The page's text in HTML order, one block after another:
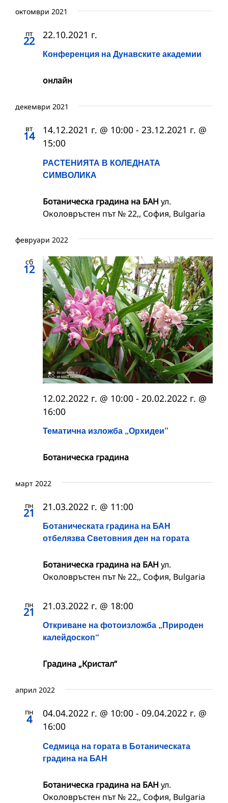
октомври 2021
пт
22
Конференция на Дунавските академии
22.10.2021 г.
онлайн
декември 2021
вт
14
РАСТЕНИЯТА В КОЛЕДНАТА
СИМВОЛИКА
14.12.2021 г. @ 10:00 - 23.12.2021 г. @
15:00
Ботаническа градина на БАН ул.
Околовръстен път № 22,, София, Bulgaria
февруари 2022
сб
12
Тематична изложба „Орхидеи”
12.02.2022 г. @ 10:00 - 20.02.2022 г. @
16:00
Ботаническа градина
март 2022
пн
21
Ботаническата градина на БАН
отбелязва Световния ден на гората
21.03.2022 г. @ 11:00
Ботаническа градина на БАН ул.
Околовръстен път № 22,, София, Bulgaria
пн
21
Откриване на фотоизложба „Природен
калейдоскоп“
21.03.2022 г. @ 18:00
Градина „Кристал“
април 2022
пн
4
Седмица на гората в Ботаническата
градина на БАН
04.04.2022 г. @ 10:00 - 09.04.2022 г. @
16:00
Ботаническа градина на БАН ул.
Околовръстен път № 22,, София, Bulgaria